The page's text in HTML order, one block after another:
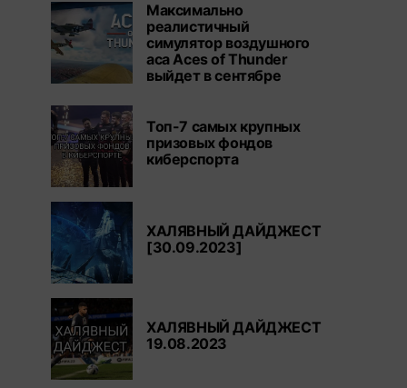
Максимально
реалистичный
симулятор воздушного
аса Aces of Thunder
выйдет в сентябре
Топ-7 самых крупных
призовых фондов
киберспорта
ХАЛЯВНЫЙ ДАЙДЖЕСТ
[30.09.2023]
ХАЛЯВНЫЙ ДАЙДЖЕСТ
19.08.2023